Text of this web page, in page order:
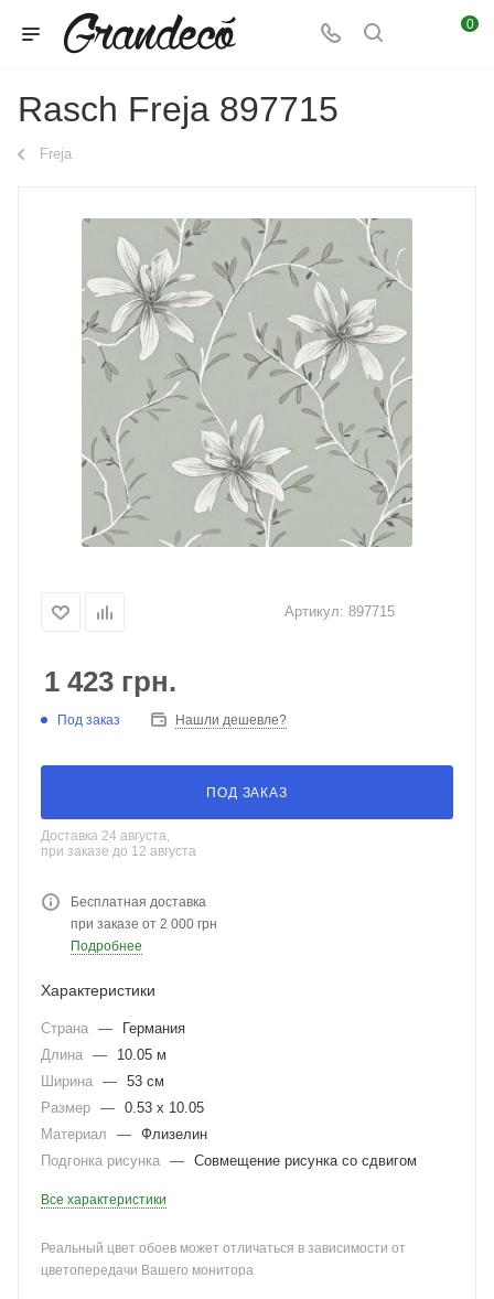
0
Rasch Freja 897715
Freja
Артикул: 897715
1 423 грн.
Под заказ Нашли дешевле?
ПОД ЗАКАЗ
Доставка 24 августа,
при заказе до 12 августа
Бесплатная доставка
при заказе от 2 000 грн
Подробнее
Характеристики
Страна —
Германия
Длина —
10.05 м
Ширина — 53 см
Размер — 0.53 x 10.05
Материал
— Флизелин
Подгонка рисунка — Совмещение рисунка со сдвигом
Все характеристики
Реальный цвет обоев может отличаться в зависимости от
цветопередачи Вашего монитора